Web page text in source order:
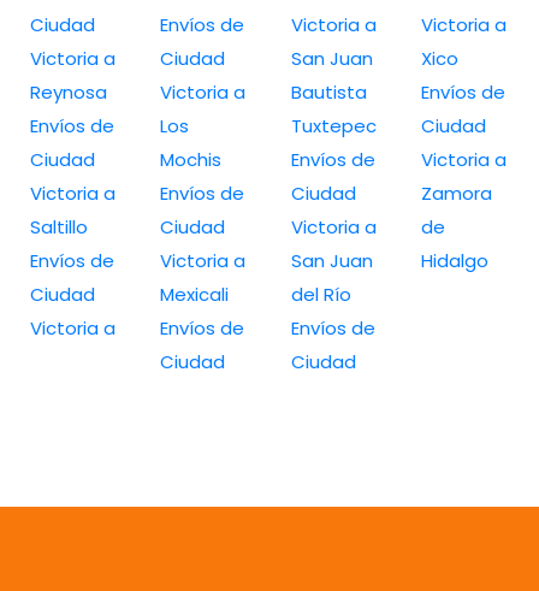
Ciudad
Victoria a
Reynosa
Envíos de
Ciudad
Victoria a
Saltillo
Envíos de
Ciudad
Victoria a
Envíos de
Ciudad
Victoria a
Los
Mochis
Envíos de
Ciudad
Victoria a
Mexicali
Envíos de
Ciudad
Victoria a
San Juan
Bautista
Tuxtepec
Envíos de
Ciudad
Victoria a
San Juan
del Río
Envíos de
Ciudad
Victoria a
Xico
Envíos de
Ciudad
Victoria a
Zamora
de
Hidalgo